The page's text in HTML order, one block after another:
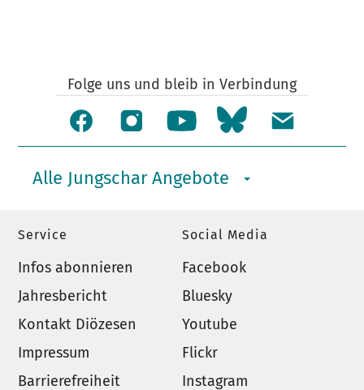
Folge uns und bleib in Verbindung
Alle Jungschar Angebote
Service
Infos abonnieren
Jahresbericht
Kontakt Diözesen
Impressum
Barrierefreiheit
Social Media
Facebook
Bluesky
Youtube
Flickr
Instagram